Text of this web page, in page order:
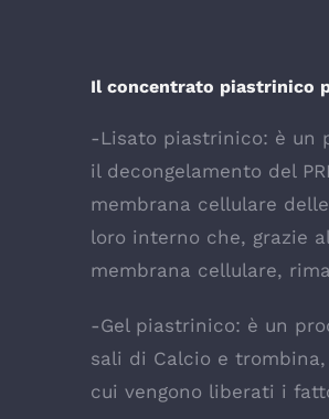
Il concentrato piastrinico
-Lisato piastrinico: è un
il decongelamento del
membrana cellulare
loro interno che, grazie
membrana cellulare,
-Gel piastrinico: è un
sali di Calcio e
cui vengono liberati i